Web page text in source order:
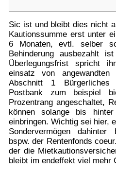
Sic ist und bleibt dies nicht
Kautionssumme erst unter
6 Monaten, evtl. selber
Behinderung ausbezahlt
Überlegungsfrist spricht
einsatz von
Abschnitt 1
Postbank zum beispiel
Prozentrang angeschaltet,
können solange bis
einbringen. Wichtig sei hier,
Sondervermögen
bspw. der Rentenfonds
der die
bleibt im endeffekt viel mehr